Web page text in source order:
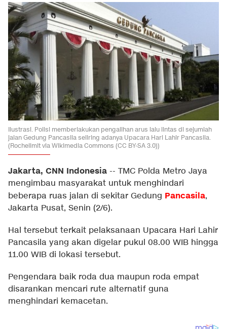
Ilustrasi. Polisi memberlakukan pengalihan arus lalu lintas di sejumlah
jalan Gedung Pancasila seiiring adanya Upacara Hari Lahir Pancasila.
(Rochelimit via Wikimedia Commons (CC BY-SA 3.0))
Jakarta, CNN Indonesia -- TMC Polda Metro Jaya
mengimbau masyarakat untuk menghindari
beberapa ruas jalan di sekitar Gedung Pancasila,
Jakarta Pusat, Senin (2/6).
Hal tersebut terkait pelaksanaan Upacara Hari Lahir
Pancasila yang akan digelar pukul 08.00 WIB hingga
11.00 WIB di lokasi tersebut.
Pengendara baik roda dua maupun roda empat
disarankan mencari rute alternatif guna
menghindari kemacetan.